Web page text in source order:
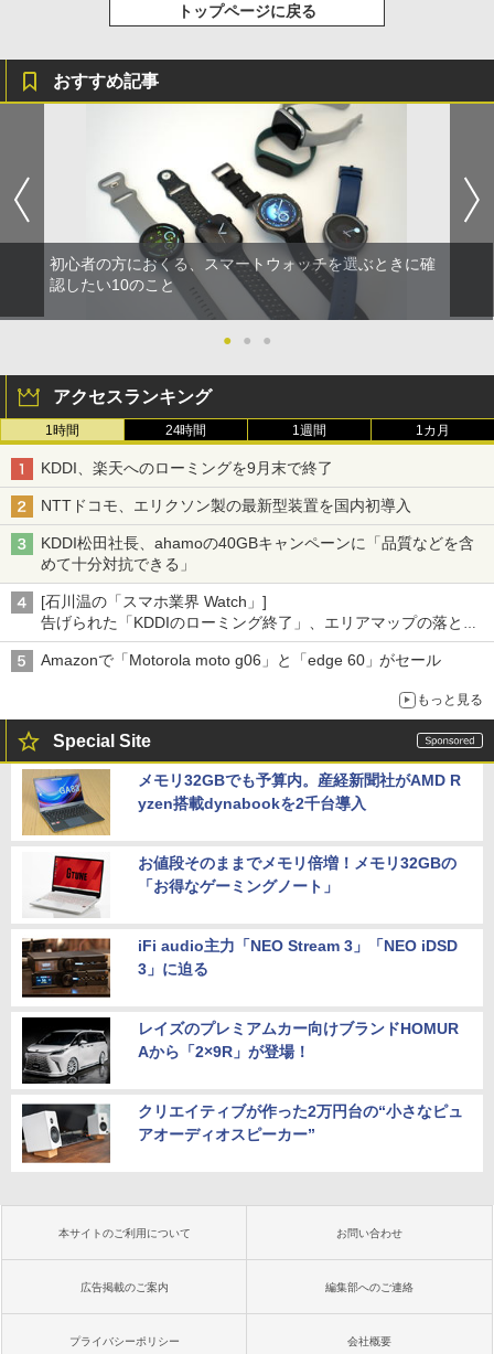
トップページに戻る
おすすめ記事
初心者の方におくる、スマートウォッチを選ぶときに確
認したい10のこと
● ● ●
アクセスランキング
1時間 24時間 1週間 1カ月
KDDI、楽天へのローミングを9月末で終了
NTTドコモ、エリクソン製の最新型装置を国内初導入
KDDI松田社長、ahamoの40GBキャンペーンに「品質などを含
めて十分対抗できる」
[石川温の「スマホ業界 Watch」]
告げられた「KDDIのローミング終了」、エリアマップの落とし
穴と楽天モバイルの課題
Amazonで「Motorola moto g06」と「edge 60」がセール
もっと見る
Special Site
メモリ32GBでも予算内。産経新聞社がAMD R
yzen搭載dynabookを2千台導入
お値段そのままでメモリ倍増！メモリ32GBの
「お得なゲーミングノート」
iFi audio主力「NEO Stream 3」「NEO iDSD
3」に迫る
レイズのプレミアムカー向けブランドHOMUR
Aから「2×9R」が登場！
クリエイティブが作った2万円台の“小さなピュ
アオーディオスピーカー”
本サイトのご利用について お問い合わせ
広告掲載のご案内 編集部へのご連絡
プライバシーポリシー 会社概要